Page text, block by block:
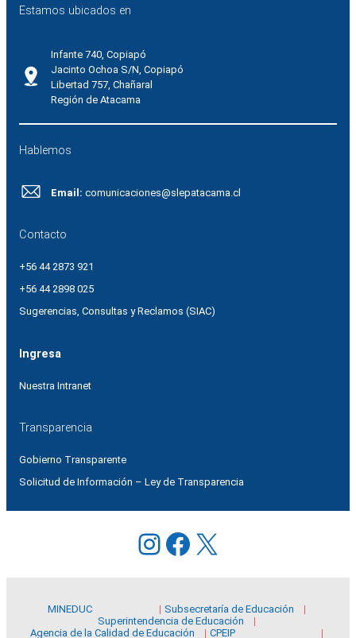
Estamos ubicados en
Infante 740, Copiapó
Jacinto Ochoa S/N, Copiapó
Libertad 757, Chañaral
Región de Atacama
Hablemos
Email: comunicaciones@slepatacama.cl
Contacto
+56 44 2873 921
+56 44 2898 025
Sugerencias, Consultas y Reclamos (SIAC)
Ingresa
Nuestra Intranet
Transparencia
Gobierno Transparente
Solicitud de Información – Ley de Transparencia
Instagram
Facebook
X
MINEDUC
Subsecretaría de Educación
Superintendencia de Educación
Agencia de la Calidad de Educación
CPEIP